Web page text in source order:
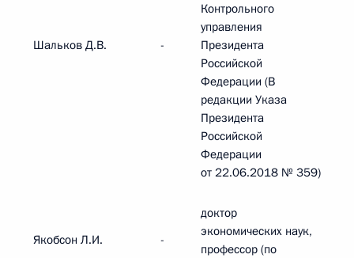
Шальков Д.В. -
Контрольного
управления
Президента
Российской
Федерации (В
редакции Указа
Президента
Российской
Федерации
от 22.06.2018 № 359)
Якобсон Л.И. -
доктор
экономических наук,
профессор (по